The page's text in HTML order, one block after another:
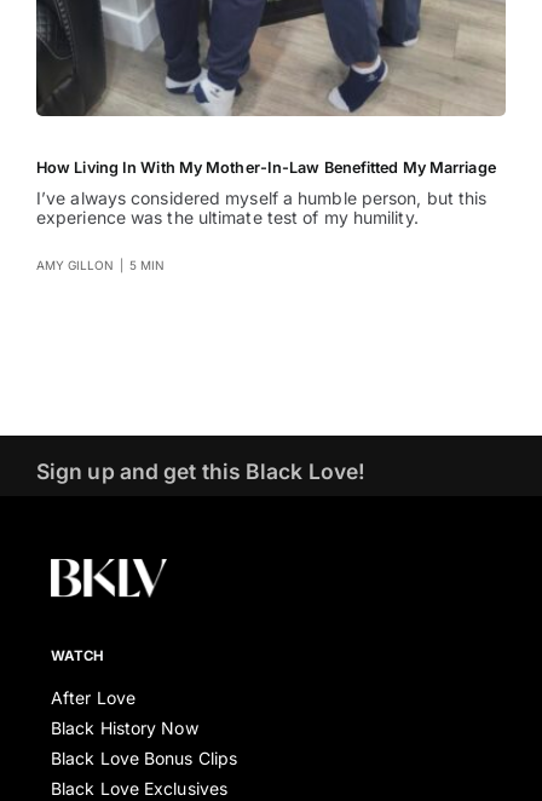
How Living In With My Mother-In-Law Benefitted My Marriage
I’ve always considered myself a humble person, but this
experience was the ultimate test of my humility.
AMY GILLON 5 MIN
Sign up and get this Black Love!
WATCH
After Love
Black History Now
Black Love Bonus Clips
Black Love Exclusives